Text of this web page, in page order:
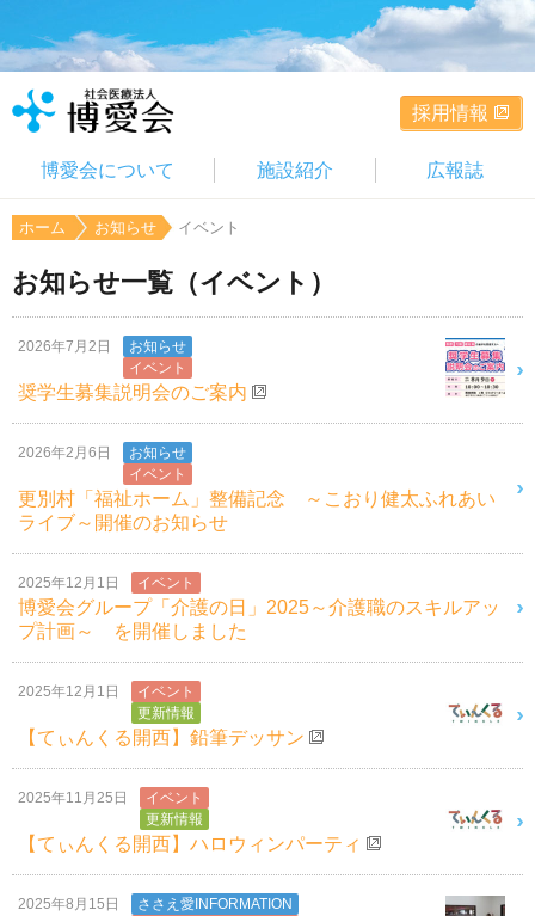
採用情報
博愛会について 施設紹介 広報誌
ホーム お知らせ イベント
お知らせ一覧（イベント）
2026年7月2日
お知らせ
イベント
奨学生募集説明会のご案内
2026年2月6日
お知らせ
イベント
更別村「福祉ホーム」整備記念 ～こおり健太ふれあい
ライブ～開催のお知らせ
2025年12月1日 イベント
博愛会グループ「介護の日」2025～介護職のスキルアッ
プ計画～ を開催しました
2025年12月1日
イベント
更新情報
【てぃんくる開西】鉛筆デッサン
2025年11月25日
イベント
更新情報
【てぃんくる開西】ハロウィンパーティ
2025年8月15日
ささえ愛INFORMATION